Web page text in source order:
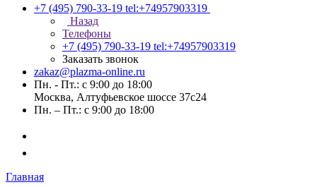
+7 (495) 790-33-19 tel:+74957903319
Назад
Телефоны
+7 (495) 790-33-19 tel:+74957903319
Заказать звонок
zakaz@plazma-online.ru
Пн. - Пт.: с 9:00 до 18:00
Москва, Алтуфьевское шоссе 37с24
Пн. – Пт.: с 9:00 до 18:00
Главная